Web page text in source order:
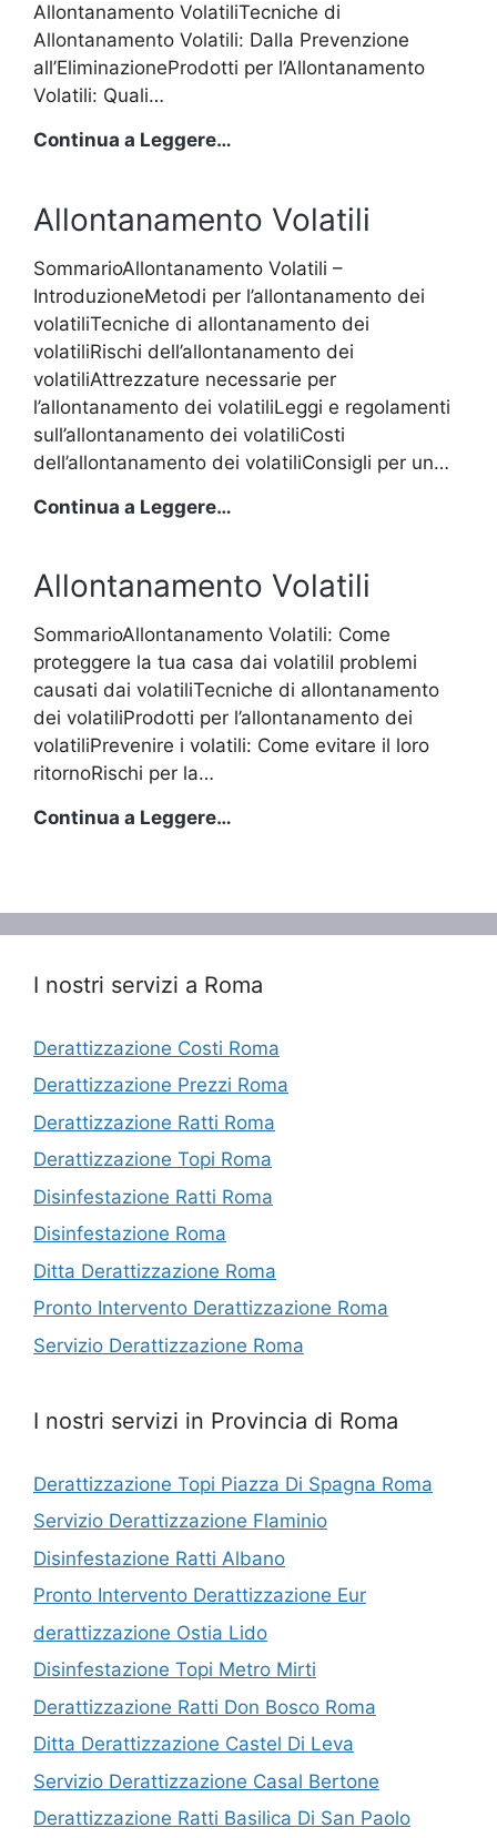
Allontanamento VolatiliTecniche di
Allontanamento Volatili: Dalla Prevenzione
all’EliminazioneProdotti per l’Allontanamento
Volatili: Quali…
Continua a Leggere…
Allontanamento Volatili
SommarioAllontanamento Volatili –
IntroduzioneMetodi per l’allontanamento dei
volatiliTecniche di allontanamento dei
volatiliRischi dell’allontanamento dei
volatiliAttrezzature necessarie per
l’allontanamento dei volatiliLeggi e regolamenti
sull’allontanamento dei volatiliCosti
dell’allontanamento dei volatiliConsigli per un…
Continua a Leggere…
Allontanamento Volatili
SommarioAllontanamento Volatili: Come
proteggere la tua casa dai volatiliI problemi
causati dai volatiliTecniche di allontanamento
dei volatiliProdotti per l’allontanamento dei
volatiliPrevenire i volatili: Come evitare il loro
ritornoRischi per la…
Continua a Leggere…
I nostri servizi a Roma
Derattizzazione Costi Roma
Derattizzazione Prezzi Roma
Derattizzazione Ratti Roma
Derattizzazione Topi Roma
Disinfestazione Ratti Roma
Disinfestazione Roma
Ditta Derattizzazione Roma
Pronto Intervento Derattizzazione Roma
Servizio Derattizzazione Roma
I nostri servizi in Provincia di Roma
Derattizzazione Topi Piazza Di Spagna Roma
Servizio Derattizzazione Flaminio
Disinfestazione Ratti Albano
Pronto Intervento Derattizzazione Eur
derattizzazione Ostia Lido
Disinfestazione Topi Metro Mirti
Derattizzazione Ratti Don Bosco Roma
Ditta Derattizzazione Castel Di Leva
Servizio Derattizzazione Casal Bertone
Derattizzazione Ratti Basilica Di San Paolo